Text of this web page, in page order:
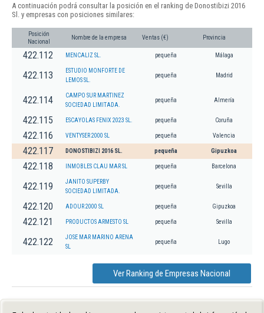
A continuación podrá consultar la posición en el ranking de Donostibizi 2016
Sl. y empresas con posiciones similares:
Posición
Nacional
Nombre de la empresa Ventas (€) Provincia
422.112 MENCALIZ SL. pequeña Málaga
422.113
ESTUDIO MONFORTE DE
LEMOS SL.
pequeña Madrid
422.114
CAMPO SUR MARTINEZ
SOCIEDAD LIMITADA.
pequeña Almería
422.115 ESCAYOLAS FENIX 2023 SL. pequeña Coruña
422.116 VENTYSER 2000 SL pequeña Valencia
422.117 DONOSTIBIZI 2016 SL. pequeña Gipuzkoa
422.118 INMOBLES CLAU MAR SL pequeña Barcelona
422.119
JANITO SUPERBY
SOCIEDAD LIMITADA.
pequeña Sevilla
422.120 ADOUR 2000 SL pequeña Gipuzkoa
422.121 PRODUCTOS ARMESTO SL pequeña Sevilla
422.122
JOSE MAR MARINO ARENA
SL
pequeña Lugo
Ver Ranking de Empresas Nacional